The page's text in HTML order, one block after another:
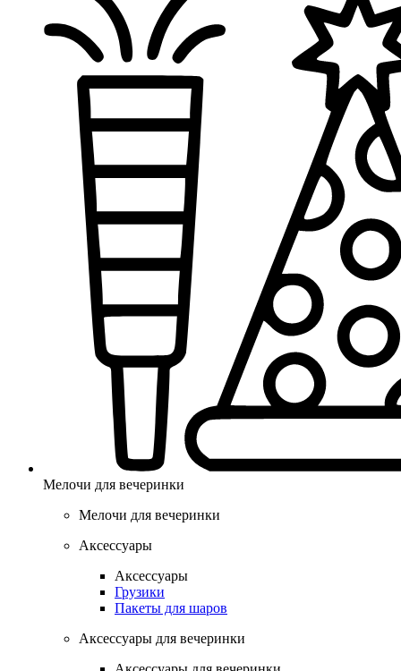
Мелочи для вечеринки
Мелочи для вечеринки
Аксессуары
Аксессуары
Грузики
Пакеты для шаров
Аксессуары для вечеринки